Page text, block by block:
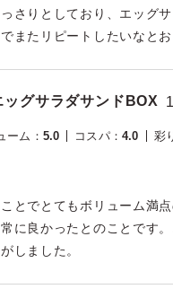
さりとしており、エッグ
またリピートしたいなと
グサラダサンドBOX
ーム ： 5.0 コスパ： 4.0 彩
とでとてもボリューム満
に良かったとのことです
しました。